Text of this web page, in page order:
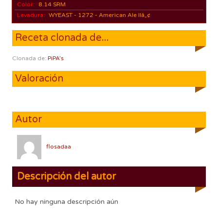
Color:
8.14 SRM
Levadura: WYEAST - 1272 - American Ale IIâ„¢
Receta clonada de...
Clonada de: PiPA’s
Valoración
Autor
flosadaa
Descripción del autor
No hay ninguna descripción aún